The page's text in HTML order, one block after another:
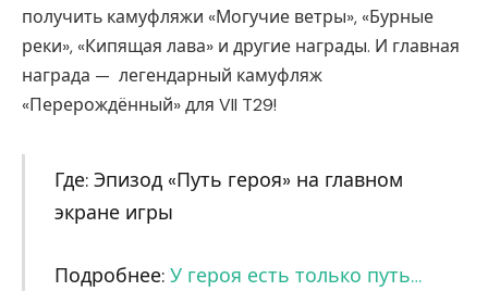
получить камуфляжи «Могучие ветры», «Бурные
реки», «Кипящая лава» и другие награды. И главная
награда — легендарный камуфляж
«Перерождённый» для VII T29!
Где: Эпизод «Путь героя» на главном
экране игры
Подробнее: У героя есть только путь…